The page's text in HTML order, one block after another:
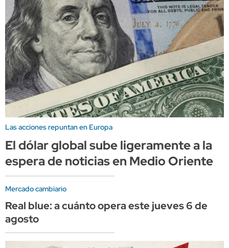
Las acciones repuntan en Europa
El dólar global sube ligeramente a la
espera de noticias en Medio Oriente
Mercado cambiario
Real blue: a cuánto opera este jueves 6 de
agosto